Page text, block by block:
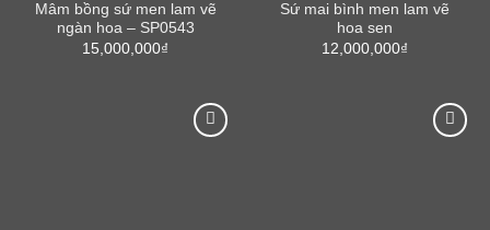
Mâm bồng sứ men lam vẽ
ngàn hoa – SP0543
15,000,000₫
Sứ mai bình men lam vẽ
hoa sen
12,000,000₫